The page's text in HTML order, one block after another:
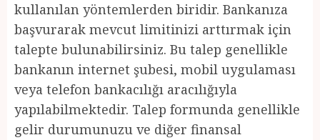
kullanılan yöntemlerden biridir. Bankanıza
başvurarak mevcut limitinizi arttırmak için
talepte bulunabilirsiniz. Bu talep genellikle
bankanın internet şubesi, mobil uygulaması
veya telefon bankacılığı aracılığıyla
yapılabilmektedir. Talep formunda genellikle
gelir durumunuzu ve diğer finansal